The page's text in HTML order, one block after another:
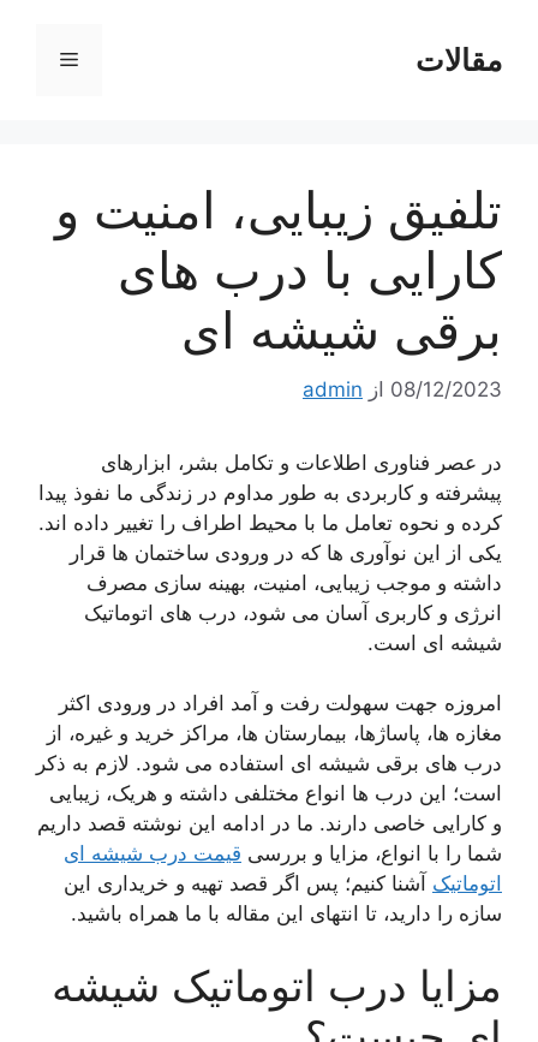
محتوامقالات فهرست
تلفیق زیبایی، امنیت و
کارایی با درب های
برقی شیشه ای
08/12/2023 از admin
در عصر فناوری اطلاعات و تکامل بشر، ابزارهای
پیشرفته و کاربردی به طور مداوم در زندگی ما نفوذ پیدا
کرده و نحوه تعامل ما با محیط اطراف را تغییر داده اند.
یکی از این نوآوری ها که در ورودی ساختمان ها قرار
داشته و موجب زیبایی، امنیت، بهینه سازی مصرف
انرژی و کاربری آسان می شود، درب های اتوماتیک
شیشه ای است.
امروزه جهت سهولت رفت و آمد افراد در ورودی اکثر
مغازه ها، پاساژها، بیمارستان ها، مراکز خرید و غیره، از
درب های برقی شیشه ای استفاده می شود. لازم به ذکر
است؛ این درب ها انواع مختلفی داشته و هریک، زیبایی
و کارایی خاصی دارند. ما در ادامه این نوشته قصد داریم
شما را با انواع، مزایا و بررسی قیمت درب شیشه ای
اتوماتیک آشنا کنیم؛ پس اگر قصد تهیه و خریداری این
سازه را دارید، تا انتهای این مقاله با ما همراه باشید.
مزایا درب اتوماتیک شیشه